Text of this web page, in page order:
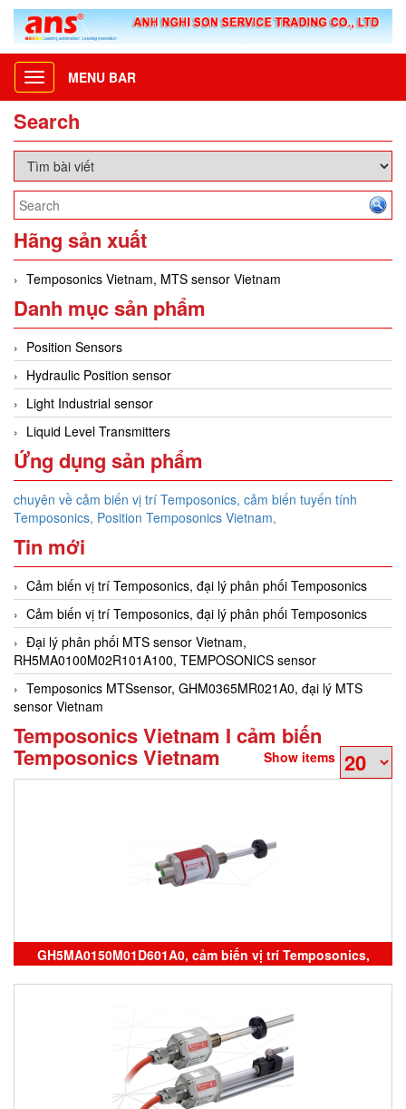
Toggle
navigation
MENU BAR
Search
Hãng sản xuất
Temposonics Vietnam, MTS sensor Vietnam
Danh mục sản phẩm
Position Sensors
Hydraulic Position sensor
Light Industrial sensor
Liquid Level Transmitters
Ứng dụng sản phẩm
chuyên về cảm biến vị trí Temposonics, cảm biến tuyến tính
Temposonics, Position Temposonics Vietnam,
Tin mới
Cảm biến vị trí Temposonics, đại lý phân phối Temposonics
Cảm biến vị trí Temposonics, đại lý phân phối Temposonics
Đại lý phân phối MTS sensor Vietnam,
RH5MA0100M02R101A100, TEMPOSONICS sensor
Temposonics MTSsensor, GHM0365MR021A0, đại lý MTS
sensor Vietnam
Temposonics Vietnam I cảm biến
Temposonics Vietnam Show items
GH5MA0150M01D601A0, cảm biến vị trí Temposonics,